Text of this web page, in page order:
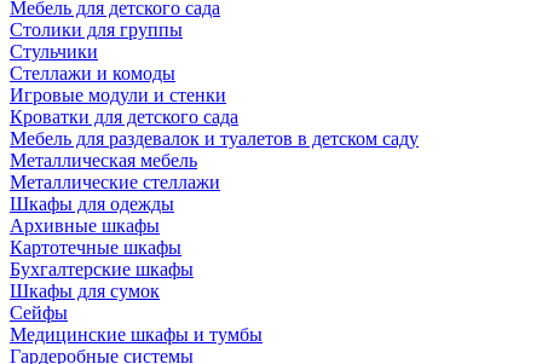
Мебель для детского сада
Столики для группы
Стульчики
Стеллажи и комоды
Игровые модули и стенки
Кроватки для детского сада
Мебель для раздевалок и туалетов в детском саду
Металлическая мебель
Металлические стеллажи
Шкафы для одежды
Архивные шкафы
Картотечные шкафы
Бухгалтерские шкафы
Шкафы для сумок
Сейфы
Медицинские шкафы и тумбы
Гардеробные системы